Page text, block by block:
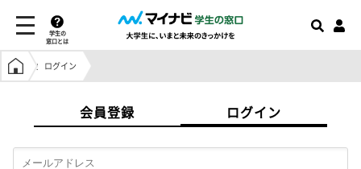
学生の
窓口とは
学生の窓口トップ
ログイン
会員登録 ログイン